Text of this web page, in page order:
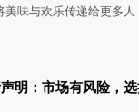
美味与欢乐传递给更多人
明：市场有风险，